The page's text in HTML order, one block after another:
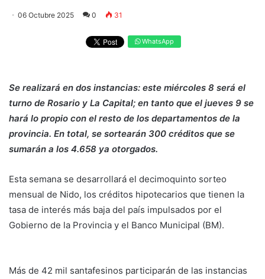
06 Octubre 2025 0 31
WhatsApp
Se realizará en dos instancias: este miércoles 8 será el
turno de Rosario y La Capital; en tanto que el jueves 9 se
hará lo propio con el resto de los departamentos de la
provincia. En total, se sortearán 300 créditos que se
sumarán a los 4.658 ya otorgados.
Esta semana se desarrollará el decimoquinto sorteo
mensual de Nido, los créditos hipotecarios que tienen la
tasa de interés más baja del país impulsados por el
Gobierno de la Provincia y el Banco Municipal (BM).
Más de 42 mil santafesinos participarán de las instancias